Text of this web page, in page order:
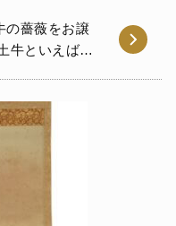
の薔薇をお譲
牛といえば、